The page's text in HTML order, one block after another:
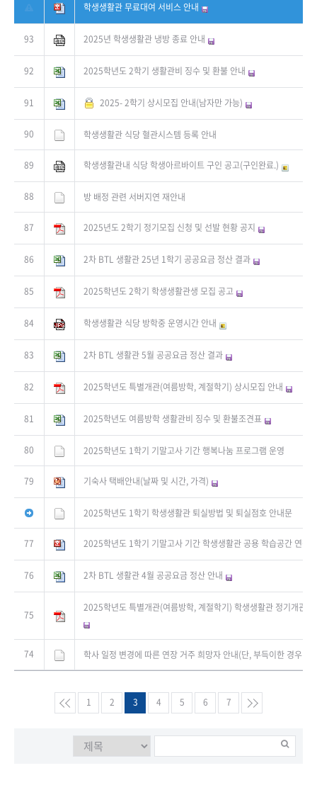
학생생활관 무료대여 서비스 안내
93 2025년 학생생활관 냉방 종료 안내
92 2025학년도 2학기 생활관비 징수 및 환불 안내
91 2025- 2학기 상시모집 안내(남자만 가능)
90 학생생활관 식당 혈관시스템 등록 안내
89 학생생활관내 식당 학생아르바이트 구인 공고(구인완료.)
88 방 배정 관련 서버지연 재안내
87 2025년도 2학기 정기모집 신청 및 선발 현황 공지
86 2차 BTL 생활관 25년 1학기 공공요금 정산 결과
85 2025학년도 2학기 학생생활관생 모집 공고
84 학생생활관 식당 방학중 운영시간 안내
83 2차 BTL 생활관 5월 공공요금 정산 결과
82 2025학년도 특별개관(여름방학, 계절학기) 상시모집 안내
81 2025학년도 여름방학 생활관비 징수 및 환불조견표
80 2025학년도 1학기 기말고사 기간 행복나눔 프로그램 운영
79 기숙사 택배안내(날짜 및 시간, 가격)
2025학년도 1학기 학생생활관 퇴실방법 및 퇴실점호 안내문
77 2025학년도 1학기 기말고사 기간 학생생활관 공용 학습공간 연장
76 2차 BTL 생활관 4월 공공요금 정산 안내
75
2025학년도 특별개관(여름방학, 계절학기) 학생생활관 정기개관
74 학사 일정 변경에 따른 연장 거주 희망자 안내(단, 부득이한 경우만
1 2 3 4 5 6 7